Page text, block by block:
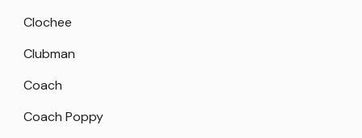
Clochee
Clubman
Coach
Coach Poppy